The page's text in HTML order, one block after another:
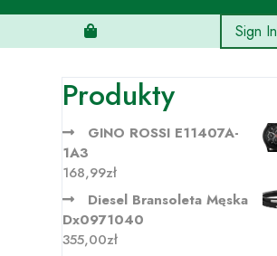
Sign In
Produkty
GINO ROSSI E11407A-
1A3
168,99zł
Diesel Bransoleta Męska
Dx0971040
355,00zł